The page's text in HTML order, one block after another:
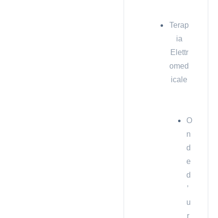
Terap
ia
Elettr
omed
icale
O
n
d
e
d
’
u
r